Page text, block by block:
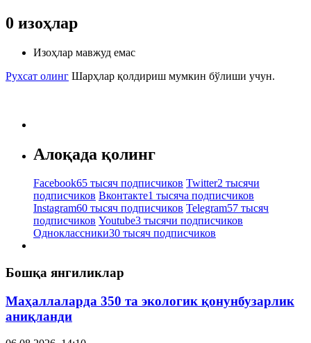
0 изоҳлар
Изоҳлар мавжуд емас
Рухсат олинг Шарҳлар қолдириш мумкин бўлиши учун.
Алоқада қолинг
Facebook65 тысяч подписчиков Twitter2 тысячи
подписчиков Вконтакте1 тысяча подписчиков
Instagram60 тысяч подписчиков Telegram57 тысяч
подписчиков Youtube3 тысячи подписчиков
Одноклассники30 тысяч подписчиков
Бошқа янгиликлар
Маҳаллаларда 350 та экологик қонунбузарлик
аниқланди